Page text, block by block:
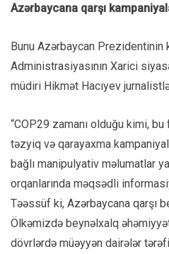
Azərbaycana qarşı
Bunu Azərbaycan
Administrasiyasının Xarici
müdiri Hikmət Hacıyev
“COP29 zamanı olduğu kimi,
təzyiq və qarayaxma
bağlı manipulyativ məlumatlar
orqanlarında məqsədli
Təəssüf ki, Azərbaycana qarşı
Ölkəmizdə beynəlxalq
dövrlərdə müəyyən dairələr